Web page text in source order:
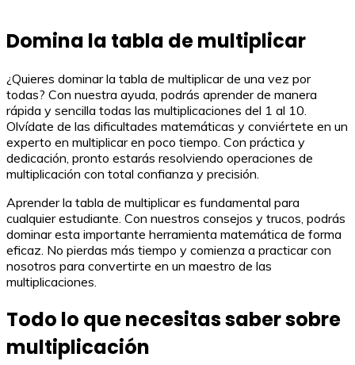
Domina la tabla de multiplicar
¿Quieres dominar la tabla de multiplicar de una vez por
todas? Con nuestra ayuda, podrás aprender de manera
rápida y sencilla todas las multiplicaciones del 1 al 10.
Olvídate de las dificultades matemáticas y conviértete en un
experto en multiplicar en poco tiempo. Con práctica y
dedicación, pronto estarás resolviendo operaciones de
multiplicación con total confianza y precisión.
Aprender la tabla de multiplicar es fundamental para
cualquier estudiante. Con nuestros consejos y trucos, podrás
dominar esta importante herramienta matemática de forma
eficaz. No pierdas más tiempo y comienza a practicar con
nosotros para convertirte en un maestro de las
multiplicaciones.
Todo lo que necesitas saber sobre
multiplicación